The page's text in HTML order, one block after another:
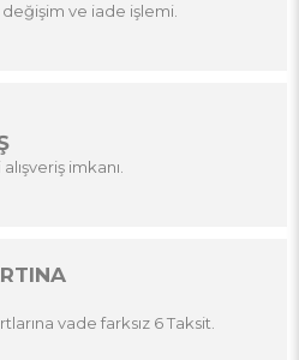
ve iade işlemi.
imkanı.
vade farksız 6 Taksit.